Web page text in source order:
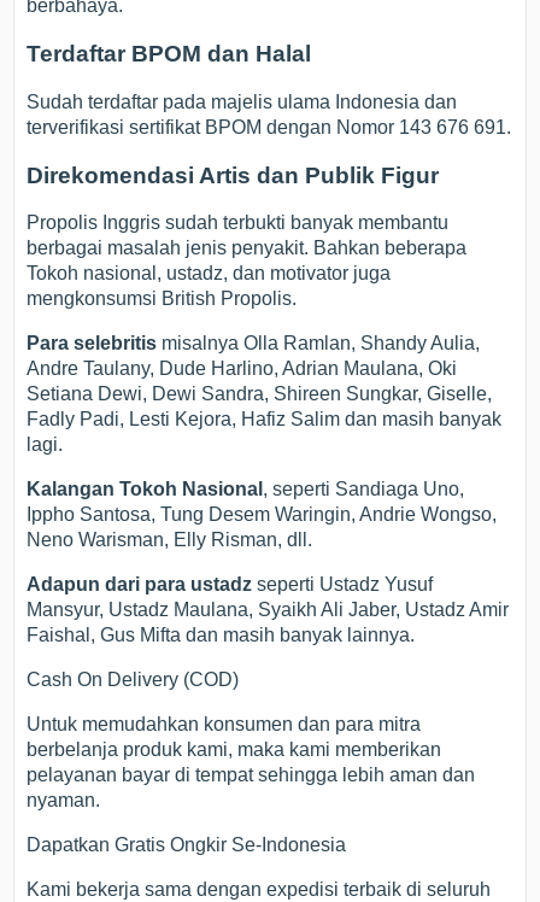
berbahaya.
Terdaftar BPOM dan Halal
Sudah terdaftar pada majelis ulama Indonesia dan
terverifikasi sertifikat BPOM dengan Nomor 143 676 691.
Direkomendasi Artis dan Publik Figur
Propolis Inggris sudah terbukti banyak membantu
berbagai masalah jenis penyakit. Bahkan beberapa
Tokoh nasional, ustadz, dan motivator juga
mengkonsumsi British Propolis.
Para selebritis misalnya Olla Ramlan, Shandy Aulia,
Andre Taulany, Dude Harlino, Adrian Maulana, Oki
Setiana Dewi, Dewi Sandra, Shireen Sungkar, Giselle,
Fadly Padi, Lesti Kejora, Hafiz Salim dan masih banyak
lagi.
Kalangan Tokoh Nasional , seperti Sandiaga Uno,
Ippho Santosa, Tung Desem Waringin, Andrie Wongso,
Neno Warisman, Elly Risman, dll.
Adapun dari para ustadz seperti Ustadz Yusuf
Mansyur, Ustadz Maulana, Syaikh Ali Jaber, Ustadz Amir
Faishal, Gus Mifta dan masih banyak lainnya.
Cash On Delivery (COD)
Untuk memudahkan konsumen dan para mitra
berbelanja produk kami, maka kami memberikan
pelayanan bayar di tempat sehingga lebih aman dan
nyaman.
Dapatkan Gratis Ongkir Se-Indonesia
Kami bekerja sama dengan expedisi terbaik di seluruh